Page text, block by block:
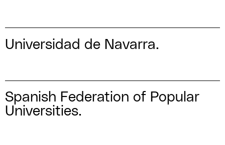
Universidad de Navarra.
Spanish Federation of Popular
Universities.